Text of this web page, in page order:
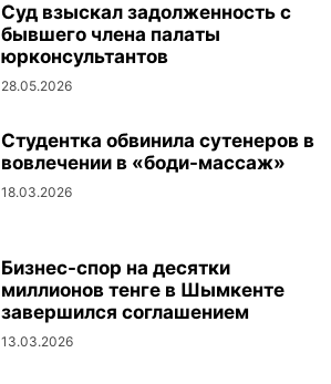
Суд взыскал задолженность с
бывшего члена палаты
юрконсультантов
28.05.2026
Студентка обвинила сутенеров в
вовлечении в «боди-массаж»
18.03.2026
Бизнес-спор на десятки
миллионов тенге в Шымкенте
завершился соглашением
13.03.2026